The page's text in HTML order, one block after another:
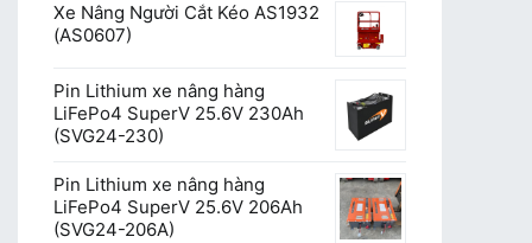
Xe Nâng Người Cắt Kéo AS1932
(AS0607)
Pin Lithium xe nâng hàng
LiFePo4 SuperV 25.6V 230Ah
(SVG24-230)
Pin Lithium xe nâng hàng
LiFePo4 SuperV 25.6V 206Ah
(SVG24-206A)